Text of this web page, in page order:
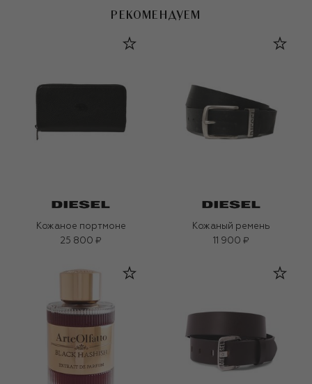
РЕКОМЕНДУЕМ
Кожаное портмоне
25 800 ₽
Кожаный ремень
11 900 ₽